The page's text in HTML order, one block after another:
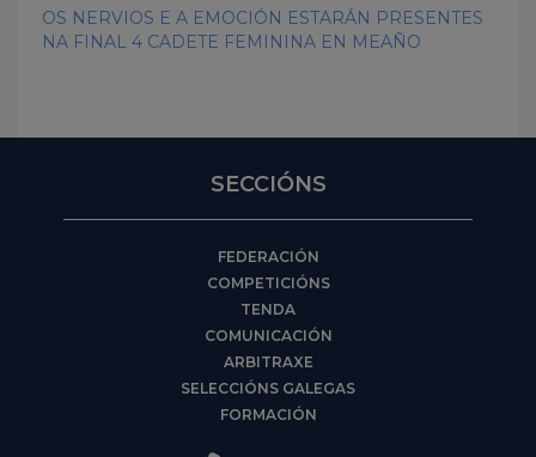
OS NERVIOS E A EMOCIÓN ESTARÁN PRESENTES
NA FINAL 4 CADETE FEMININA EN MEAÑO
SECCIÓNS
FEDERACIÓN
COMPETICIÓNS
TENDA
COMUNICACIÓN
ARBITRAXE
SELECCIÓNS GALEGAS
FORMACIÓN